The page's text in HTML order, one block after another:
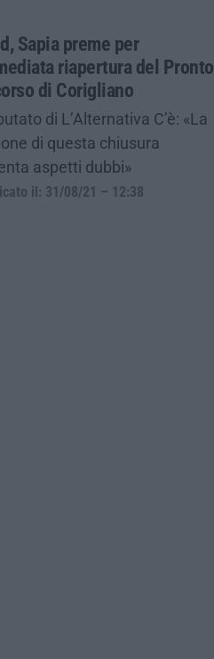
Sapia preme per
riapertura del Pronto
di Corigliano
di L’Alternativa C’è: «La
di questa chiusura
aspetti dubbi»
il: 31/08/21 – 12:38